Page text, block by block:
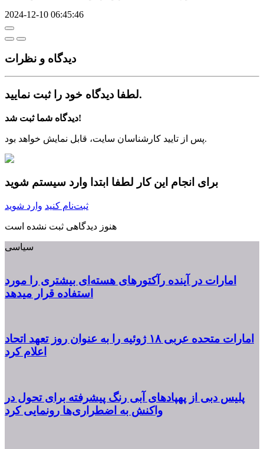
2024-12-10 06:45:46
دیدگاه‌ و نظرات
لطفا دیدگاه خود را ثبت نمایید.
دیدگاه شما ثبت شد!
پس از تایید کارشناسان سایت، قابل نمایش خواهد بود.
برای انجام این کار لطفا ابتدا وارد سیستم شوید
ثبت‌نام کنید وارد شوید
هنوز دیدگاهی ثبت نشده است
سیاسی
امارات در آینده رآکتورهای هسته‌ای بیشتری را مورد
استفاده قرار میدهد
امارات متحده عربی ۱۸ ژوئیه را به عنوان روز تعهد اتحاد
اعلام کرد
پلیس دبی از پهپادهای آبی رنگ پیشرفته برای تحول در
واکنش به اضطراری‌ها رونمایی کرد